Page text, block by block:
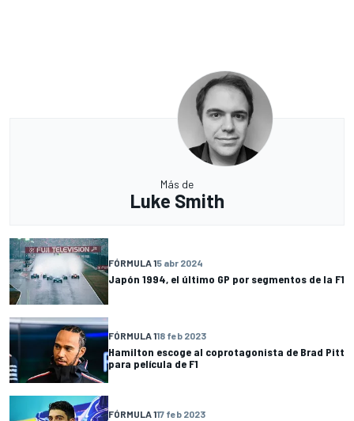
Más de
Luke Smith
FÓRMULA 15 abr 2024
Japón 1994, el último GP por segmentos de la F1
FÓRMULA 118 feb 2023
Hamilton escoge al coprotagonista de Brad Pitt
para película de F1
FÓRMULA 117 feb 2023